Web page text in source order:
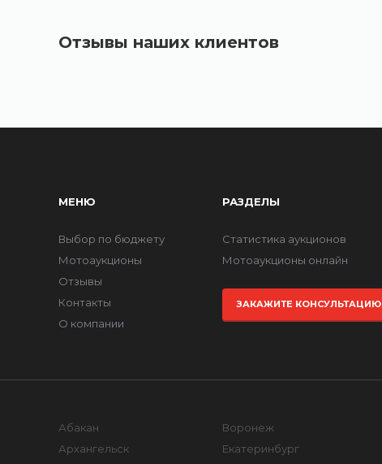
Отзывы наших клиентов
МЕНЮ
Выбор по бюджету
Мотоаукционы
Отзывы
Контакты
О компании
РАЗДЕЛЫ
Статистика аукционов
Мотоаукционы онлайн
ЗАКАЖИТЕ КОНСУЛЬТАЦИЮ
Абакан
Архангельск
Воронеж
Екатеринбург